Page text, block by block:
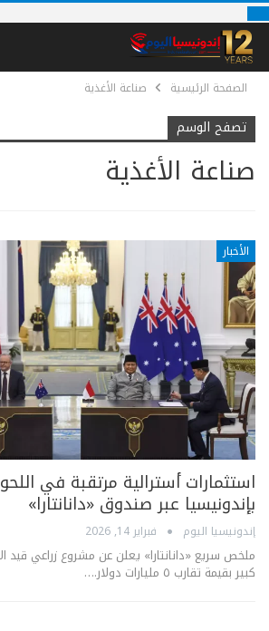
الصفحة الرئيسية صناعة الأغذية
تصفح الوسم
صناعة الأغذية
الأخبار
استثمارات أسترالية مرتقبة في
بإندونيسيا عبر صندوق «دانانتارا»
إندونيسيا اليوم فبراير 14, 2026
ملخص سريع «دانانتارا» يعلن عن مشروع زراعي قيد
كبير بقيمة تقارب ٥ مليارات دولار.…